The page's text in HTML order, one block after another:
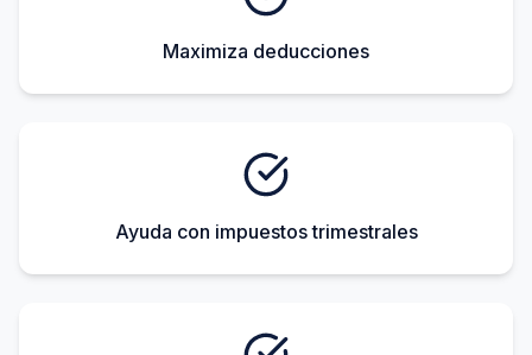
Maximiza deducciones
Ayuda con impuestos trimestrales